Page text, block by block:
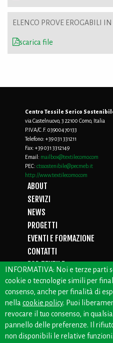
ELENCO PROVE EROGABILI IN
scarica file
Centro Tessile Serico
via Castelnuovo, 3 22100 Como, Italia
P.IVA/C.F. 03900470133
Telefono: +39 031 331211
Fax: +39 031 3312149
Email: mailbox@textilecomo.com
PEC: ctssostenibile@pecmeb.it
http://www.textilecomo.com
ABOUT
SERVIZI
NEWS
PROGETTI
EVENTI E FORMAZIONE
CONTATTI
FOR TEXTILE
D.LGS. 231/01
WHISTLEBLOWING
CREDITS:
INFORMATIVA: Noi e terze
cookie o tecnologie simili per
consenso, anche per finalità di
nella cookie policy. Puoi
revocare il tuo consenso, in
pannello delle preferenze. Il
non disponibili le relative funzioni.